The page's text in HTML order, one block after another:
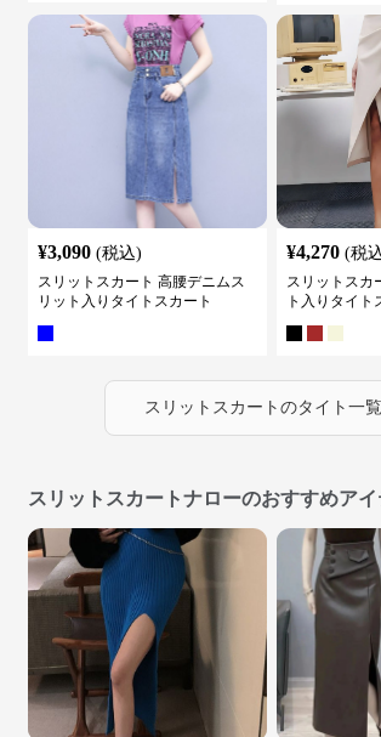
¥3,090 (税込)
スリットスカート 高腰デニムス
リット入りタイトスカート
¥4,270 (税
スリットスカ
ト入りタイト
スリットスカート のタイト 一
スリットスカートナローのおすすめアイ